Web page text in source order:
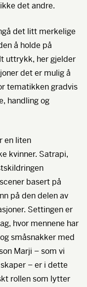
det andre.
det litt merkelige
å holde på
uttrykk, her gjelder
det er mulig å
tematikken gradvis
handling og
en liten
kvinner. Satrapi,
basert på
på den delen av
Settingen er
hvor mennene har
småsnakker med
Marji – som vi
– er i dette
rollen som lytter